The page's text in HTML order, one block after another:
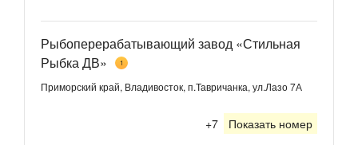
Рыбоперерабатывающий завод «Стильная
Рыбка ДВ»
1
Приморский край, Владивосток, п.Тавричанка, ул.Лазо 7А
+7 Показать номер